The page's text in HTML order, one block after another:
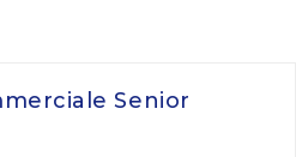
Senior